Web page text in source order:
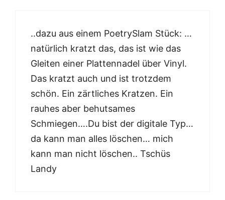
..dazu aus einem PoetrySlam Stück: …
natürlich kratzt das, das ist wie das
Gleiten einer Plattennadel über Vinyl.
Das kratzt auch und ist trotzdem
schön. Ein zärtliches Kratzen. Ein
rauhes aber behutsames
Schmiegen….Du bist der digitale Typ…
da kann man alles löschen… mich
kann man nicht löschen.. Tschüs
Landy